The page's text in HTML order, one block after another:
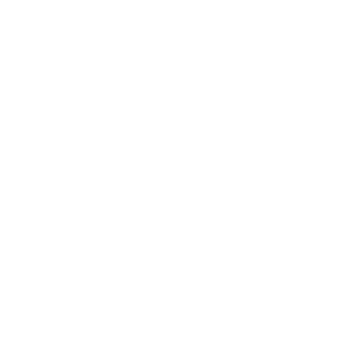
です。
ありません。
です。
ず変更すること